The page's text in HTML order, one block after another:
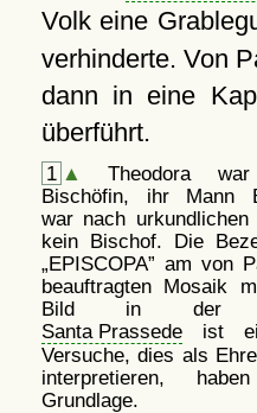
Volk eine
verhinderte. Von
dann in eine
überführt.
1 ▲
Theodora
Bischöfin, ihr Mann
war nach urkundlichen
kein Bischof. Die
EPISCOPA
am von
beauftragten Mosaik
Bild in der
Santa Prassedeist
Versuche, dies als
interpretieren,
Grundlage.